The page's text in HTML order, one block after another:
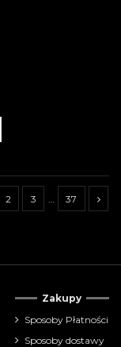
2 3 37
Zakupy
Sposoby Płatności
Sposoby dostawy